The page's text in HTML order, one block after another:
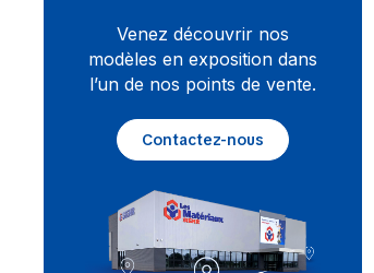
Venez découvrir nos
modèles en exposition dans
l’un de nos points de vente.
Contactez-nous